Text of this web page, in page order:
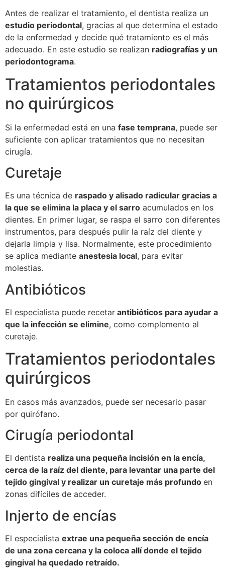
Antes de realizar el tratamiento, el dentista realiza un
estudio periodontal, gracias al que determina el estado
de la enfermedad y decide qué tratamiento es el más
adecuado. En este estudio se realizan radiografías y un
periodontograma.
Tratamientos periodontales
no quirúrgicos
Si la enfermedad está en una fase temprana, puede ser
suficiente con aplicar tratamientos que no necesitan
cirugía.
Curetaje
Es una técnica de raspado y alisado radicular gracias a
la que se elimina la placa y el sarro acumulados en los
dientes. En primer lugar, se raspa el sarro con diferentes
instrumentos, para después pulir la raíz del diente y
dejarla limpia y lisa. Normalmente, este procedimiento
se aplica mediante anestesia local, para evitar
molestias.
Antibióticos
El especialista puede recetar antibióticos para ayudar a
que la infección se elimine, como complemento al
curetaje.
Tratamientos periodontales
quirúrgicos
En casos más avanzados, puede ser necesario pasar
por quirófano.
Cirugía periodontal
El dentista realiza una pequeña incisión en la encía,
cerca de la raíz del diente, para levantar una parte del
tejido gingival y realizar un curetaje más profundo en
zonas difíciles de acceder.
Injerto de encías
El especialista extrae una pequeña sección de encía
de una zona cercana y la coloca allí donde el tejido
gingival ha quedado retraído.